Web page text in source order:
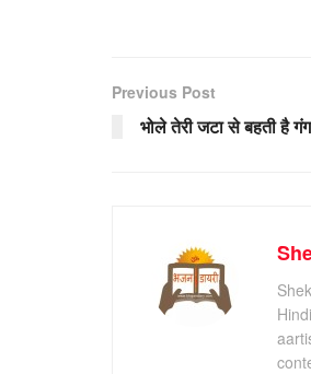
Previous Post
भोले तेरी जटा से बहती है